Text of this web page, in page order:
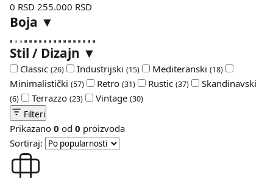
0 RSD 255.000 RSD
Boja ▼
Stil / Dizajn ▼
Classic (26) Industrijski (15) Mediteranski (18)
Minimalistički (57) Retro (31) Rustic (37) Skandinavski
(6) Terrazzo (23) Vintage (30)
Filteri
Prikazano 0 od 0 proizvoda
Sortiraj: